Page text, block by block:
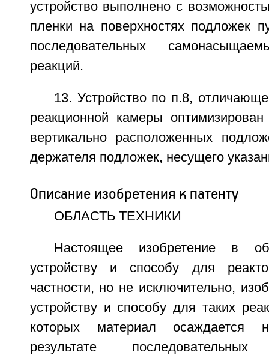
устройство выполнено с
пленки на поверхностях подложек
последовательных
реакций.
13. Устройство по п.8,
реакционной камеры
вертикально расположенных
держателя подложек, несущего
Описание изобретения к патенту
ОБЛАСТЬ ТЕХНИКИ
Настоящее изобретение в
устройству и способу для
частности, но не исключительно,
устройству и способу для таких
которых материал осаждается
результате